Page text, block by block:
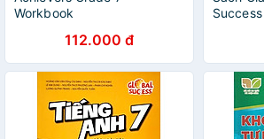
Workbook
112.000 đ